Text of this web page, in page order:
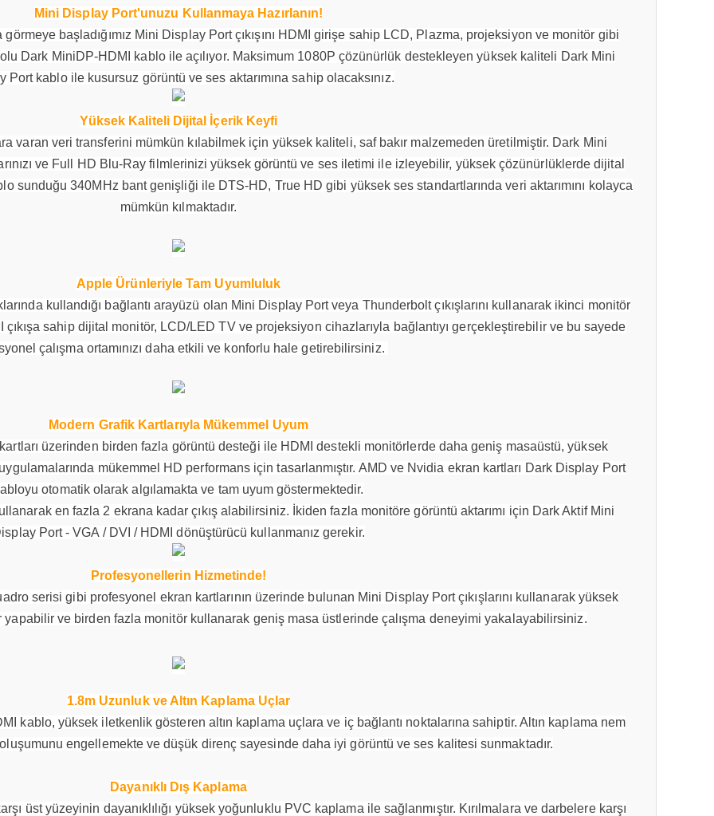
Mini Display Port'unuzu Kullanmaya Hazırlanın!
başladığımız Mini Display Port çıkışını HDMI girişe sahip LCD, Plazma, projeksiyon ve monitör gibi
Dark MiniDP-HDMI kablo ile açılıyor. Maksimum 1080P çözünürlük destekleyen yüksek kaliteli Dark Mini
Port kablo ile kusursuz görüntü ve ses aktarımına sahip olacaksınız.
Yüksek Kaliteli Dijital İçerik Keyfi
varan veri transferini mümkün kılabilmek için yüksek kaliteli, saf bakır malzemeden üretilmiştir. Dark Mini
ve Full HD Blu-Ray filmlerinizi yüksek görüntü ve ses iletimi ile izleyebilir, yüksek çözünürlüklerde dijital
sunduğu 340MHz bant genişliği ile DTS-HD, True HD gibi yüksek ses standartlarında veri aktarımını kolayca
mümkün kılmaktadır.
Apple Ürünleriyle Tam Uyumluluk
kullandığı bağlantı arayüzü olan Mini Display Port veya Thunderbolt çıkışlarını kullanarak ikinci monitör
sahip dijital monitör, LCD/LED TV ve projeksiyon cihazlarıyla bağlantıyı gerçekleştirebilir ve bu sayede
çalışma ortamınızı daha etkili ve konforlu hale getirebilirsiniz.
Modern Grafik Kartlarıyla Mükemmel Uyum
üzerinden birden fazla görüntü desteği ile HDMI destekli monitörlerde daha geniş masaüstü, yüksek
mükemmel HD performans için tasarlanmıştır. AMD ve Nvidia ekran kartları Dark Display Port
otomatik olarak algılamakta ve tam uyum göstermektedir.
en fazla 2 ekrana kadar çıkış alabilirsiniz. İkiden fazla monitöre görüntü aktarımı için Dark Aktif Mini
Port - VGA / DVI / HDMI dönüştürücü kullanmanız gerekir.
Profesyonellerin Hizmetinde!
serisi gibi profesyonel ekran kartlarının üzerinde bulunan Mini Display Port çıkışlarını kullanarak yüksek
yapabilir ve birden fazla monitör kullanarak geniş masa üstlerinde çalışma deneyimi yakalayabilirsiniz.
1.8m Uzunluk ve Altın Kaplama Uçlar
kablo, yüksek iletkenlik gösteren altın kaplama uçlara ve iç bağlantı noktalarına sahiptir. Altın kaplama nem
engellemekte ve düşük direnç sayesinde daha iyi görüntü ve ses kalitesi sunmaktadır.
Dayanıklı Dış Kaplama
üst yüzeyinin dayanıklılığı yüksek yoğunluklu PVC kaplama ile sağlanmıştır. Kırılmalara ve darbelere karşı